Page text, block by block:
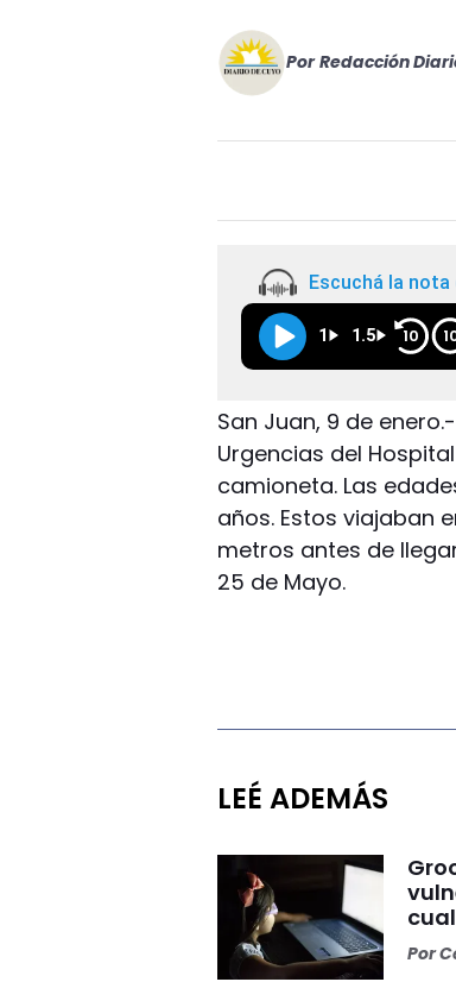
Por Redacción
Escuchá la
1 1.5 10
San Juan, 9 de
Urgencias del
camioneta. Las
años. Estos viajaban
metros antes de
25 de Mayo.
LEÉ ADEMÁS
Por